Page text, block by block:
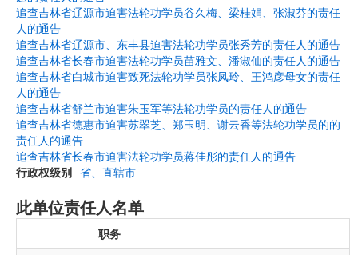
追查吉林省辽源市迫害法轮功学员谷久梅、梁桂娟、张淑芬的责任
人的通告
追查吉林省辽源市、东丰县迫害法轮功学员张秀芳的责任人的通告
追查吉林省长春市迫害法轮功学员苗雅文、潘淑仙的责任人的通告
追查吉林省白城市迫害致死法轮功学员张凤玲、王鸿彦母女的责任
人的通告
追查吉林省舒兰市迫害朱玉军等法轮功学员的责任人的通告
追查吉林省德惠市迫害苏翠芝、郑玉明、谢云香等法轮功学员的的
责任人的通告
追查吉林省长春市迫害法轮功学员蒋佳彤的责任人的通告
行政权级别 省、直辖市
此单位责任人名单
职务